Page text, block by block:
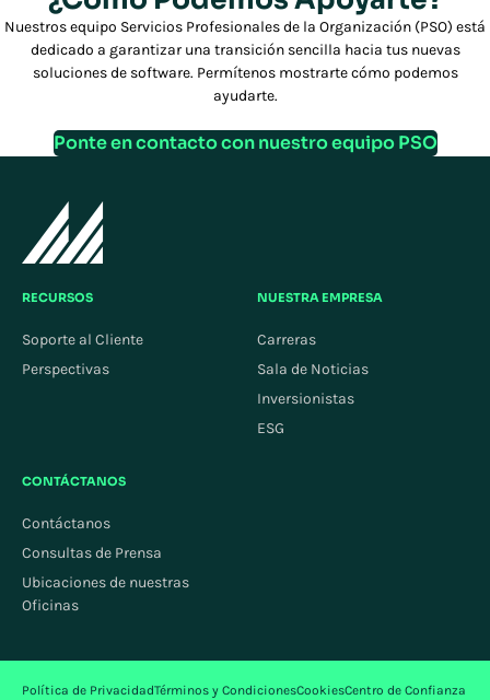
Nuestros equipo Servicios Profesionales de la Organización (PSO) está
dedicado a garantizar una transición sencilla hacia tus nuevas
soluciones de software. Permítenos mostrarte cómo podemos
ayudarte.
Ponte en contacto con nuestro equipo PSO
RECURSOS
Soporte al Cliente
Perspectivas
NUESTRA EMPRESA
Carreras
Sala de Noticias
Inversionistas
ESG
CONTÁCTANOS
Contáctanos
Consultas de Prensa
Ubicaciones de nuestras
Oficinas
Política de PrivacidadTérminos y CondicionesCookiesCentro de Confianza